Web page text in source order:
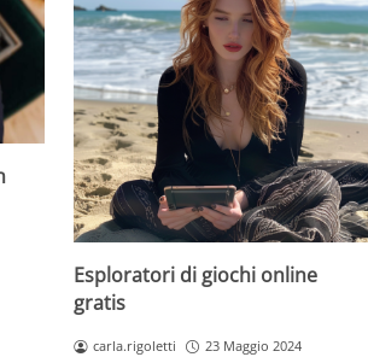
Esploratori di giochi online
gratis
carla.rigoletti 23 Maggio 2024